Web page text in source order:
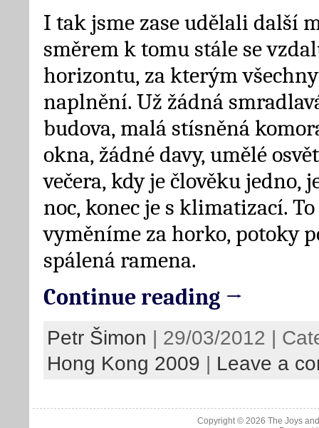
I tak jsme zase udělali další
směrem k tomu stále se
horizontu, za kterým
naplnění. Už žádná
budova, malá stísněná
okna, žádné davy, umělé
večera, kdy je člověku jedno,
noc, konec je s klimatizací.
vyměníme za horko, potoky
spálená ramena.
Continue reading →
Petr Šimon | 29/03/2012 |
Hong Kong 2009 | Leave a
Copyright © 2026 The Joys